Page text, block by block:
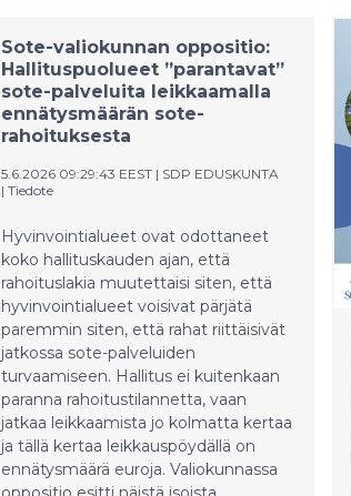
Sote-valiokunnan oppositio:
Hallituspuolueet ”parantavat”
sote-palveluita leikkaamalla
ennätysmäärän sote-
rahoituksesta
5.6.2026 09:29:43 EEST | SDP EDUSKUNTA
| Tiedote
Hyvinvointialueet ovat odottaneet
koko hallituskauden ajan, että
rahoituslakia muutettaisi siten, että
hyvinvointialueet voisivat pärjätä
paremmin siten, että rahat riittäisivät
jatkossa sote-palveluiden
turvaamiseen. Hallitus ei kuitenkaan
paranna rahoitustilannetta, vaan
jatkaa leikkaamista jo kolmatta kertaa
ja tällä kertaa leikkauspöydällä on
ennätysmäärä euroja. Valiokunnassa